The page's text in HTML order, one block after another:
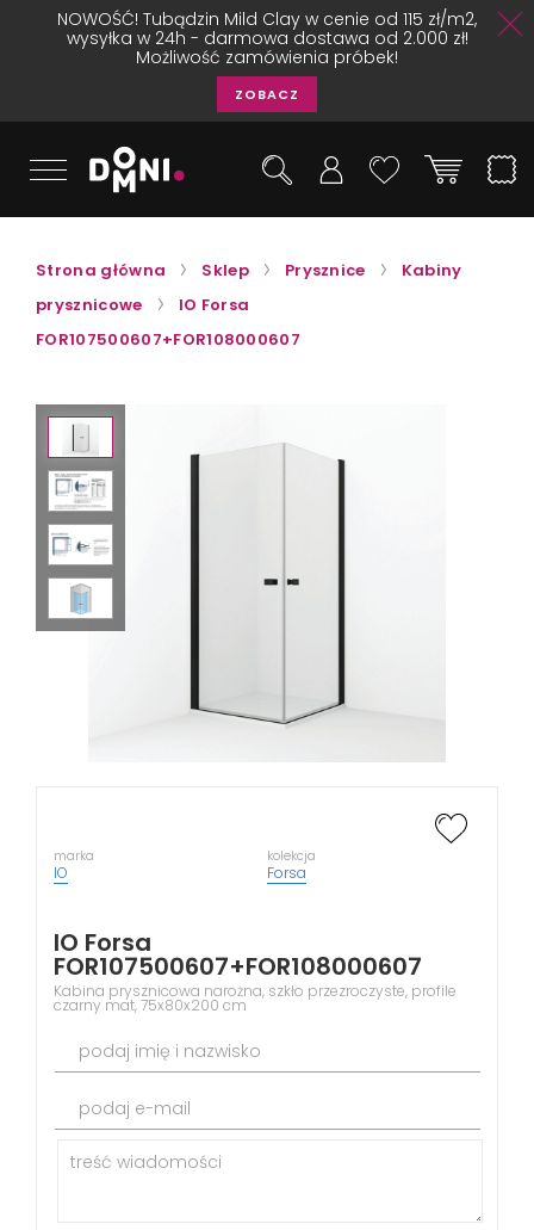
NOWOŚĆ! Tubądzin Mild Clay w cenie od 115 zł/m2,
wysyłka w 24h - darmowa dostawa od 2.000 zł!
Możliwość zamówienia próbek!
ZOBACZ
Strona główna Sklep Prysznice
Kabiny
prysznicowe
IO Forsa
FOR107500607+FOR108000607
marka
IO
kolekcja
Forsa
IO Forsa
FOR107500607+FOR108000607
Kabina prysznicowa narożna, szkło przezroczyste, profile
czarny mat, 75x80x200 cm
podaj imię i nazwisko
podaj e-mail